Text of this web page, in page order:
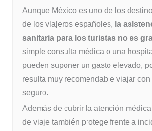
Aunque México es uno de los
de los viajeros españoles, la
sanitaria para los turistas no es
simple consulta médica o una
pueden suponer un gasto elevado,
resulta muy recomendable viajar con
seguro.
Además de cubrir la atención
de viaje también protege frente a